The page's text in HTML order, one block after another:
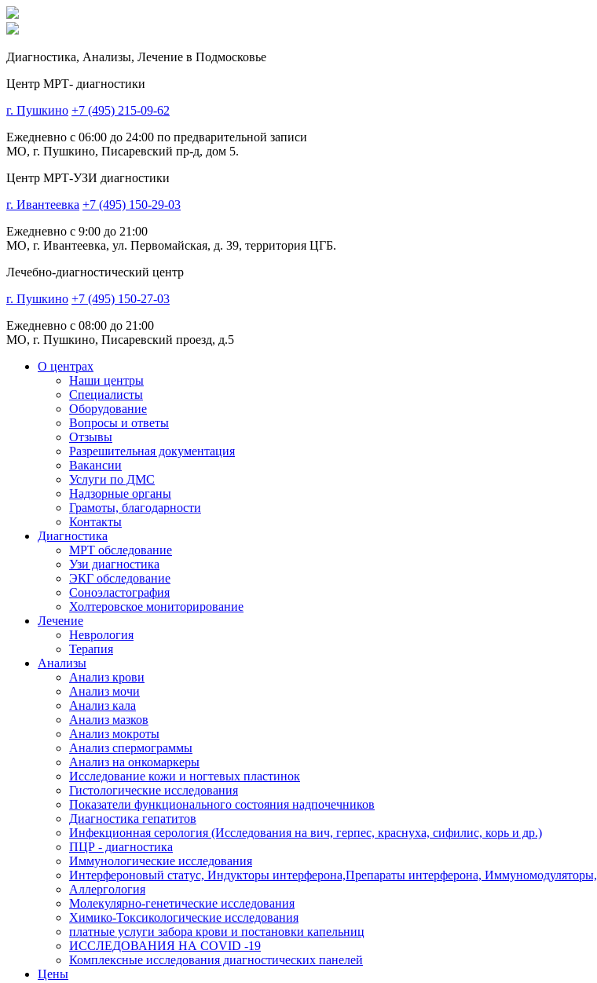
Диагностика, Анализы, Лечение в Подмосковье
Центр МРТ- диагностики
г. Пушкино +7 (495) 215-09-62
Ежедневно с 06:00 до 24:00 по предварительной записи
МО, г. Пушкино, Писаревский пр-д, дом 5.
Центр МРТ-УЗИ диагностики
г. Ивантеевка +7 (495) 150-29-03
Ежедневно с 9:00 до 21:00
МО, г. Ивантеевка, ул. Первомайская, д. 39, территория ЦГБ.
Лечебно-диагностический центр
г. Пушкино +7 (495) 150-27-03
Ежедневно с 08:00 до 21:00
МО, г. Пушкино, Писаревский проезд, д.5
О центрах
Наши центры
Специалисты
Оборудование
Вопросы и ответы
Отзывы
Разрешительная документация
Вакансии
Услуги по ДМС
Надзорные органы
Грамоты, благодарности
Контакты
Диагностика
МРТ обследование
Узи диагностика
ЭКГ обследование
Соноэластография
Холтеровское мониторирование
Лечение
Неврология
Терапия
Анализы
Анализ крови
Анализ мочи
Анализ кала
Анализ мазков
Анализ мокроты
Анализ спермограммы
Анализ на онкомаркеры
Исследование кожи и ногтевых пластинок
Гистологические исследования
Показатели функционального состояния надпочечников
Диагностика гепатитов
Инфекционная серология (Исследования на вич, герпес, краснуха, сифилис, корь и др.)
ПЦР - диагностика
Иммунологические исследования
Интерфероновый статус, Индукторы интерферона,Препараты интерферона, Иммуномодуляторы,
Аллергология
Молекулярно-генетические исследования
Химико-Токсикологические исследования
платные услуги забора крови и постановки капельниц
ИССЛЕДОВАНИЯ НА COVID -19
Комплексные исследования диагностических панелей
Цены